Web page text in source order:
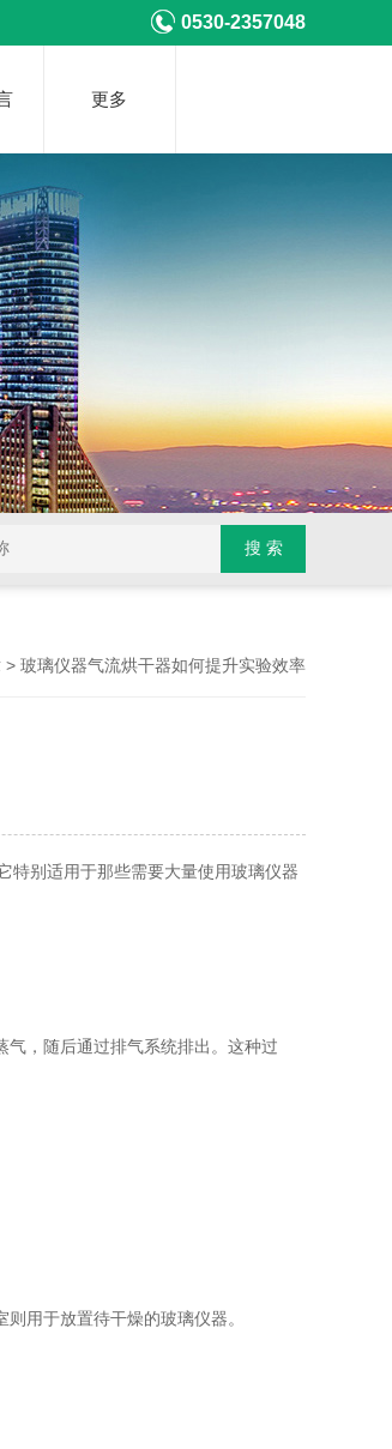
0530-2357048
更多
> 玻璃仪器气流烘干器如何提升实验效率
别适用于那些需要大量使用玻璃仪器
，随后通过排气系统排出。这种过
用于放置待干燥的玻璃仪器。